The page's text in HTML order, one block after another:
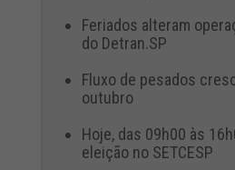
Feriados alteram
do Detran.SP
Fluxo de pesados
outubro
Hoje, das 09h00 às
eleição no SETCESP